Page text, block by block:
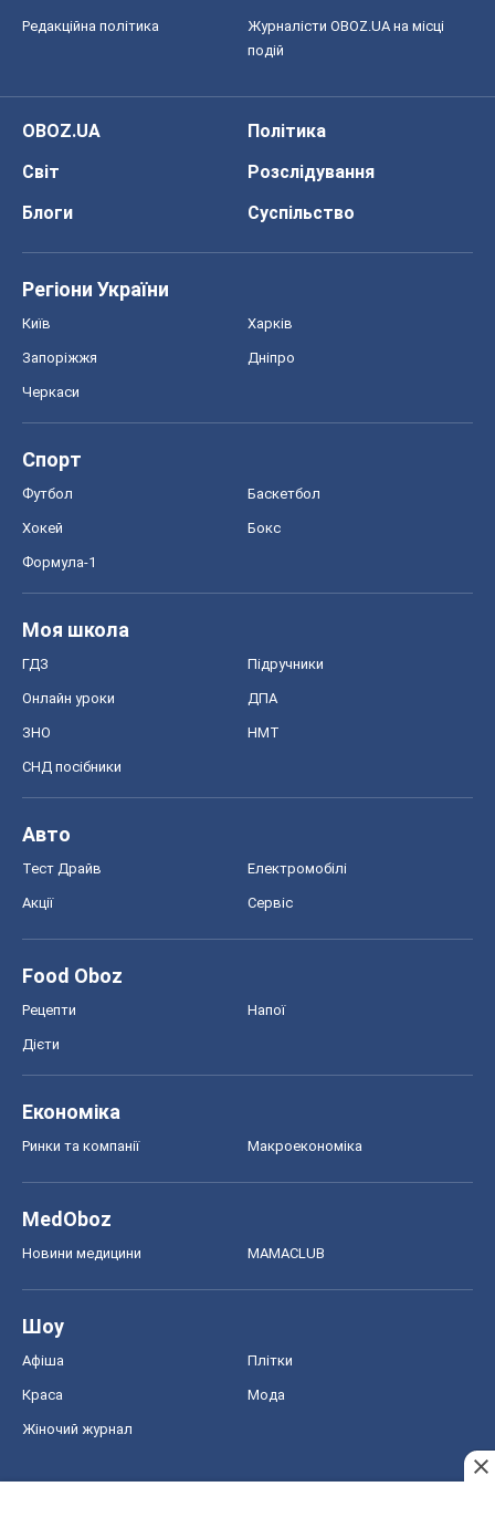
Редакційна політика
Журналісти OBOZ.UA на місці
подій
OBOZ.UA
Політика
Світ
Розслідування
Блоги
Суспільство
Регіони України
Київ Харків
Запоріжжя Дніпро
Черкаси
Спорт
Футбол Баскетбол
Хокей Бокс
Формула-1
Моя школа
ГДЗ Підручники
Онлайн уроки ДПА
ЗНО НМТ
СНД посібники
Авто
Тест Драйв Електромобілі
Акції Сервіс
Food Oboz
Рецепти Напої
Дієти
Економіка
Ринки та компанії Макроекономіка
MedOboz
Новини медицини MAMACLUB
Шоу
Афіша Плітки
Краса Мода
Жіночий журнал